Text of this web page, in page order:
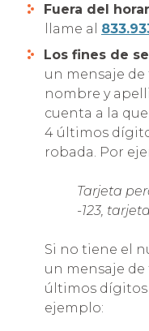
Fuera del
llame al
Los fines de
un mensaje de
nombre y
cuenta a la
4 últimos
robada. Por
Tarjeta
-123,
Si no tiene el
un mensaje de
últimos dígitos
ejemplo: